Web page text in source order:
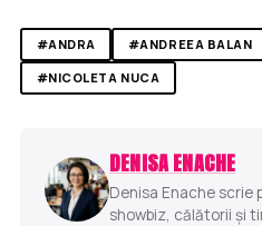
#ANDRA #ANDREEA BALAN
#NICOLETA NUCA
DENISA ENACHE
Denisa Enache scrie
showbiz, călătorii și